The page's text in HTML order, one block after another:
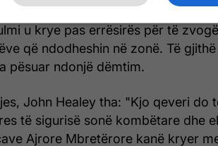
u krye pas errësirës për të
që ndodheshin në zonë. Të
pësuar ndonjë dëmtim.
John Healey tha: "Kjo qeveri do
të sigurisë sonë kombëtare dhe
Ajrore Mbretërore kanë kryer